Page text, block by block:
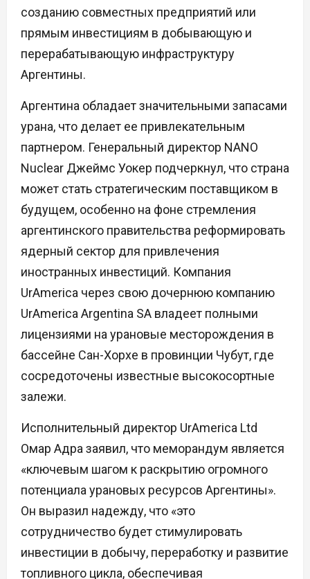
созданию совместных предприятий или
прямым инвестициям в добывающую и
перерабатывающую инфраструктуру
Аргентины.
Аргентина обладает значительными запасами
урана, что делает ее привлекательным
партнером. Генеральный директор NANO
Nuclear Джеймс Уокер подчеркнул, что страна
может стать стратегическим поставщиком в
будущем, особенно на фоне стремления
аргентинского правительства реформировать
ядерный сектор для привлечения
иностранных инвестиций. Компания
UrAmerica через свою дочернюю компанию
UrAmerica Argentina SA владеет полными
лицензиями на урановые месторождения в
бассейне Сан-Хорхе в провинции Чубут, где
сосредоточены известные высокосортные
залежи.
Исполнительный директор UrAmerica Ltd
Омар Адра заявил, что меморандум является
«ключевым шагом к раскрытию огромного
потенциала урановых ресурсов Аргентины».
Он выразил надежду, что «это
сотрудничество будет стимулировать
инвестиции в добычу, переработку и развитие
топливного цикла, обеспечивая